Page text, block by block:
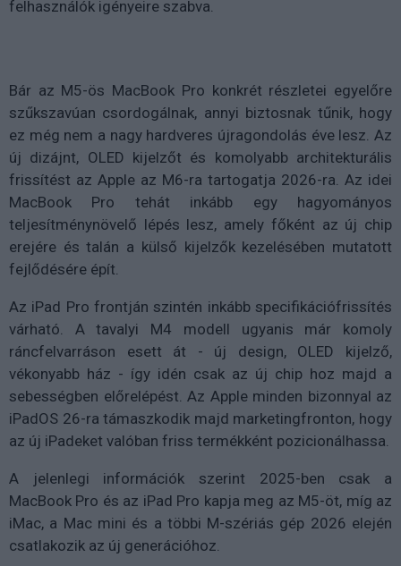
felhasználók igényeire szabva.
Bár az M5-ös MacBook Pro konkrét részletei egyelőre
szűkszavúan csordogálnak, annyi biztosnak tűnik, hogy
ez még nem a nagy hardveres újragondolás éve lesz. Az
új dizájnt, OLED kijelzőt és komolyabb architekturális
frissítést az Apple az M6-ra tartogatja 2026-ra. Az idei
MacBook Pro tehát inkább egy hagyományos
teljesítménynövelő lépés lesz, amely főként az új chip
erejére és talán a külső kijelzők kezelésében mutatott
fejlődésére épít.
Az iPad Pro frontján szintén inkább specifikációfrissítés
várható. A tavalyi M4 modell ugyanis már komoly
ráncfelvarráson esett át - új design, OLED kijelző,
vékonyabb ház - így idén csak az új chip hoz majd a
sebességben előrelépést. Az Apple minden bizonnyal az
iPadOS 26-ra támaszkodik majd marketingfronton, hogy
az új iPadeket valóban friss termékként pozicionálhassa.
A jelenlegi információk szerint 2025-ben csak a
MacBook Pro és az iPad Pro kapja meg az M5-öt, míg az
iMac, a Mac mini és a többi M-szériás gép 2026 elején
csatlakozik az új generációhoz.